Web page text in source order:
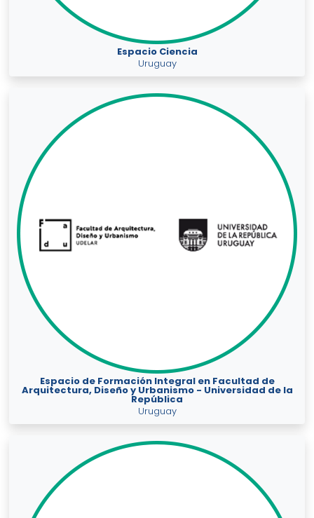
Espacio Ciencia
Uruguay
Espacio de Formación Integral en Facultad de
Arquitectura, Diseño y Urbanismo - Universidad de la
República
Uruguay